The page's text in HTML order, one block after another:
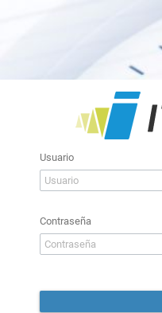
Usuario
Contraseña